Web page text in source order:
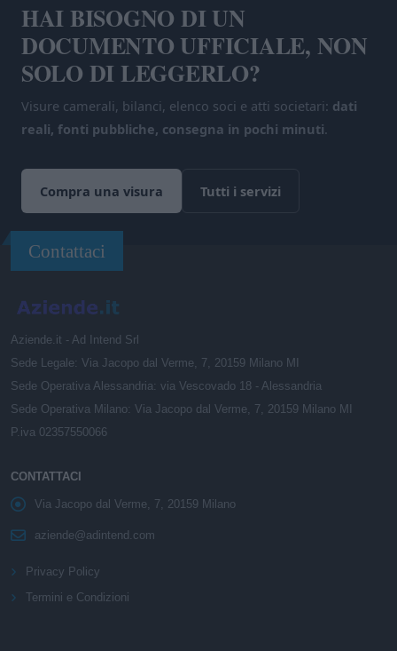
HAI BISOGNO DI UN
DOCUMENTO UFFICIALE, NON
SOLO DI LEGGERLO?
Visure camerali, bilanci, elenco soci e atti societari: dati
reali, fonti pubbliche, consegna in pochi minuti.
Compra una visura Tutti i servizi
Contattaci
Aziende.it - Ad Intend Srl
Sede Legale: Via Jacopo dal Verme, 7, 20159 Milano MI
Sede Operativa Alessandria: via Vescovado 18 - Alessandria
Sede Operativa Milano: Via Jacopo dal Verme, 7, 20159 Milano MI
P.iva 02357550066
CONTATTACI
Via Jacopo dal Verme, 7, 20159 Milano
aziende@adintend.com
Privacy Policy
Termini e Condizioni